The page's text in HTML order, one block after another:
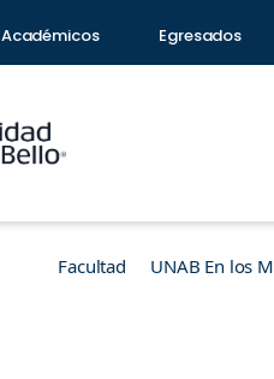
Académicos Egresados
Facultad UNAB En los